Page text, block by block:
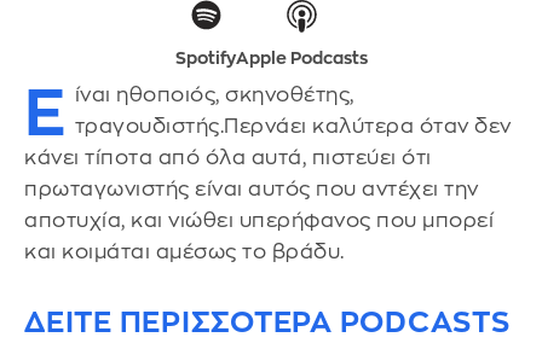
SpotifyApple Podcasts
Ε ίναι ηθοποιός, σκηνοθέτης,
τραγουδιστής.Περνάει καλύτερα όταν δεν
κάνει τίποτα από όλα αυτά, πιστεύει ότι
πρωταγωνιστής είναι αυτός που αντέχει την
αποτυχία, και νιώθει υπερήφανος που μπορεί
και κοιμάται αμέσως το βράδυ.
ΔΕΙΤΕ ΠΕΡΙΣΣΟΤΕΡΑ PODCASTS